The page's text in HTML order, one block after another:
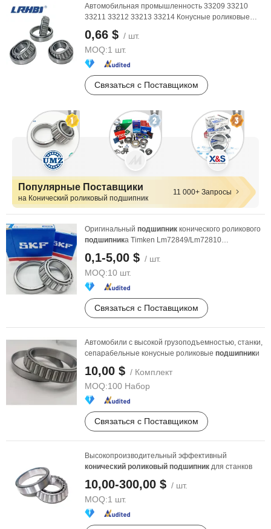
Автомобильная промышленность 33209 33210
33211 33212 33213 33214 Конусные роликовые
подшипник
0,66 $ / шт.
MOQ:1 шт.
Связаться с Поставщиком
Популярные Поставщики
на Конический роликовый подшипник
11 000+ Запросы
Оригинальный подшипник конического роликового
подшипника Timken Lm72849/Lm72810
L44640/L44610 ...
0,1-5,00 $ / шт.
MOQ:10 шт.
Связаться с Поставщиком
Автомобили с высокой грузоподъемностью, станки,
сепарабельные конусные роликовые подшипники
10,00 $ / Комплект
MOQ:100 Набор
Связаться с Поставщиком
Высокопроизводительный эффективный
конический роликовый подшипник для станков
10,00-300,00 $ / шт.
MOQ:1 шт.